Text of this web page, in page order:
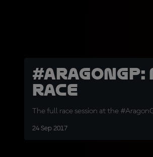
Race
The full race session at the
24 Sep 2017